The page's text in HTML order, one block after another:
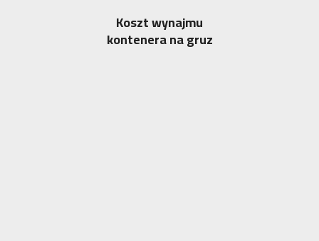
Koszt wynajmu
kontenera na gruz